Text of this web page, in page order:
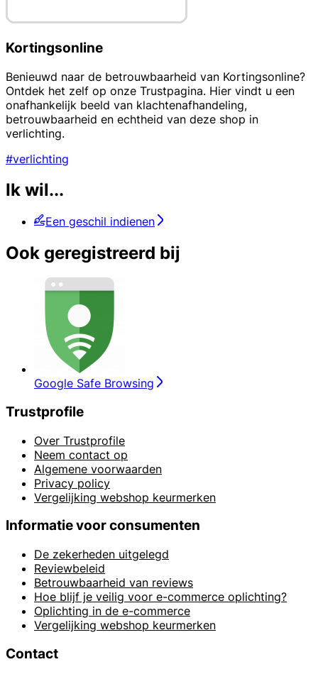
Kortingsonline
Benieuwd naar de betrouwbaarheid van Kortingsonline?
Ontdek het zelf op onze Trustpagina. Hier vindt u een
onafhankelijk beeld van klachtenafhandeling,
betrouwbaarheid en echtheid van deze shop in
verlichting.
#verlichting
Ik wil...
Een geschil indienen
Ook geregistreerd bij
Google Safe Browsing
Trustprofile
Over Trustprofile
Neem contact op
Algemene voorwaarden
Privacy policy
Vergelijking webshop keurmerken
Informatie voor consumenten
De zekerheden uitgelegd
Reviewbeleid
Betrouwbaarheid van reviews
Hoe blijf je veilig voor e-commerce oplichting?
Oplichting in de e-commerce
Vergelijking webshop keurmerken
Contact